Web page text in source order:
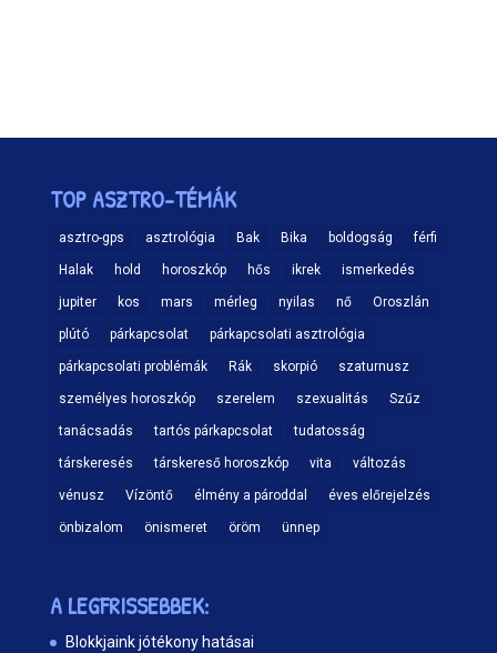
TOP ASZTRO-TÉMÁK
asztro-gps asztrológia Bak Bika boldogság férfi
Halak hold horoszkóp hős ikrek ismerkedés
jupiter kos mars mérleg nyilas nő Oroszlán
plútó párkapcsolat párkapcsolati asztrológia
párkapcsolati problémák Rák skorpió szaturnusz
személyes horoszkóp szerelem szexualitás Szűz
tanácsadás tartós párkapcsolat tudatosság
társkeresés társkereső horoszkóp vita változás
vénusz Vízöntő élmény a pároddal éves előrejelzés
önbizalom önismeret öröm ünnep
A LEGFRISSEBBEK:
Blokkjaink jótékony hatásai